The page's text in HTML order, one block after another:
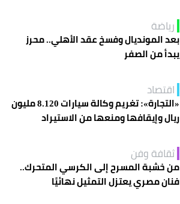
رياضة
بعد المونديال وفسخ عقد الأهلي.. محرز
يبدأ من الصفر
اقتصاد
«التجارة»: تغريم وكالة سيارات 8.120 مليون
ريال وإيقافها ومنعها من الاستيراد
ثقافة وفن
من خشبة المسرح إلى الكرسي المتحرك..
فنان مصري يعتزل التمثيل نهائيًا